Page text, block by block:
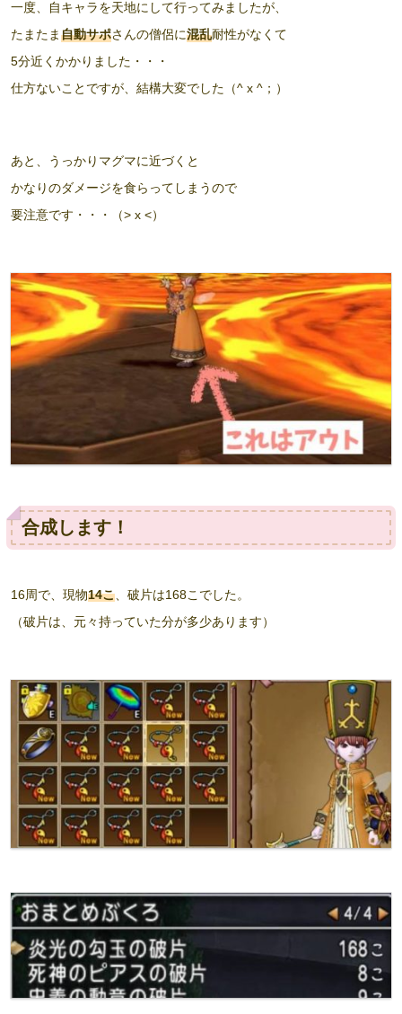
一度、自キャラを天地にして行ってみましたが、
たまたま自動サポさんの僧侶に混乱耐性がなくて
5分近くかかりました・・・
仕方ないことですが、結構大変でした（^ x ^；）
あと、うっかりマグマに近づくと
かなりのダメージを食らってしまうので
要注意です・・・（> x <）
合成します！
16周で、現物14こ 、破片は168こでした。
（破片は、元々持っていた分が多少あります）